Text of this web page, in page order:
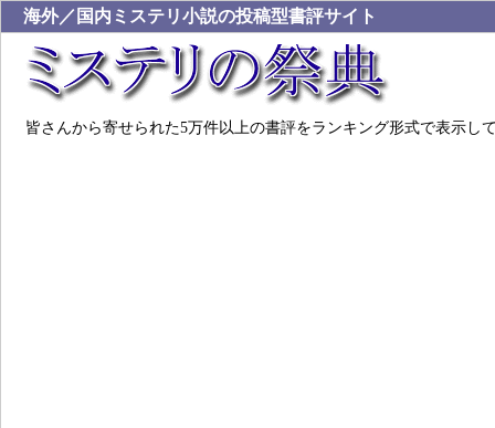
海外／国内ミステリ小説の投稿型書評サイト
皆さんから寄せられた5万件以上の書評をランキング形式で表示し